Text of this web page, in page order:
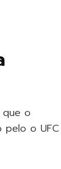
que o
pelo o UFC